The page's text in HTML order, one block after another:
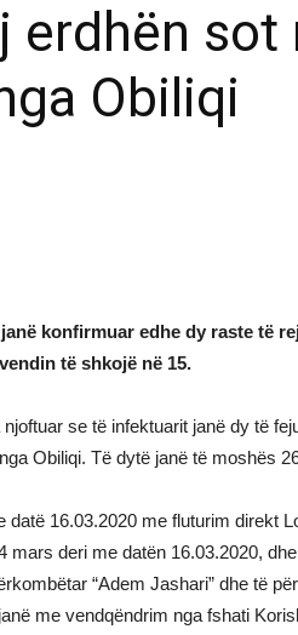
sot
Obiliqi
konfirmuar edhe dy raste të
të shkojë në 15.
se të infektuarit janë dy të
Obiliqi. Të dytë janë të moshës
datë 16.03.2020 me fluturim direkt
mars deri me datën 16.03.2020,
“Adem Jashari” dhe të
me vendqëndrim nga fshati